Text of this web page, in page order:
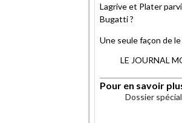
Lagrive et Plater
Bugatti ?
Une seule façon de
LE JOURNAL
Pour en savoir
Dossier